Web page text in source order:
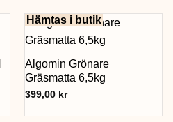
Hämtas i butik
Algomin Grönare
Gräsmatta 6,5kg
399,00 kr